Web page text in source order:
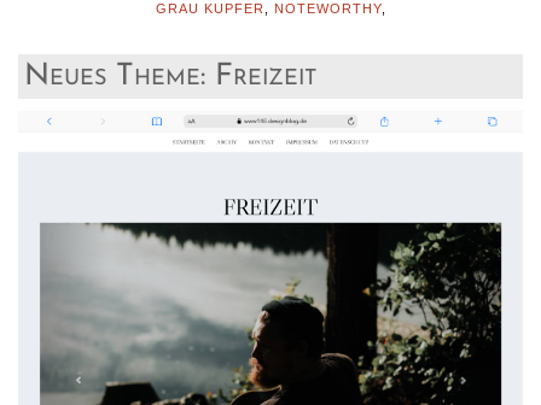
GRAU KUPFER
NOTEWORTHY,
Neues Theme: Freizeit